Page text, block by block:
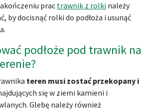
prac trawnik z rolki należy
by docisnąć rolki do podłoża i usunąć
podłoże pod trawnik na
teren musi zostać przekopany i
się w ziemi kamieni i
Glebę należy również